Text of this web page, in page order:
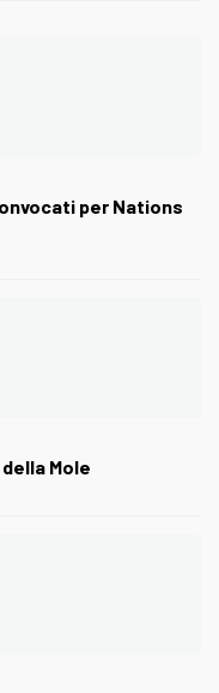
per Nations
Mole